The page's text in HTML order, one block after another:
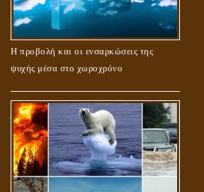
Η προβολή και οι ενσαρκώσεις της
ψυχής μέσα στο χωροχρόνο